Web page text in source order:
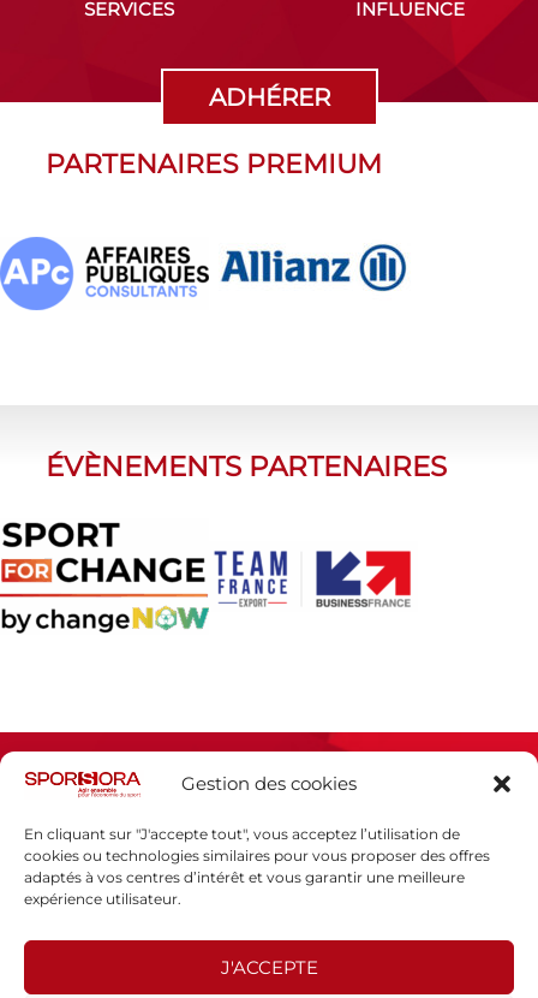
Gestion des cookies
En cliquant sur "J'accepte tout", vous acceptez l’utilisation de
cookies ou technologies similaires pour vous proposer des offres
adaptés à vos centres d’intérêt et vous garantir une meilleure
expérience utilisateur.
J'ACCEPTE
SERVICES
INFLUENCE
ADHÉRER
PARTENAIRES PREMIUM
ÉVÈNEMENTS PARTENAIRES
Espace presse
Politique de confidentialité